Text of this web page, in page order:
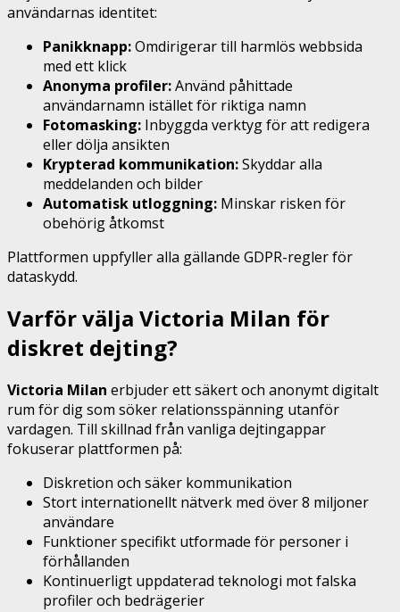
användarnas identitet:
Panikknapp:Omdirigerar till harmlös webbsida
med ett klick
Anonyma profiler:Använd påhittade
användarnamn istället för riktiga namn
Fotomasking: Inbyggda verktyg för att redigera
eller dölja ansikten
Krypterad kommunikation:Skyddar alla
meddelanden och bilder
Automatisk utloggning: Minskar risken för
obehörig åtkomst
Plattformen uppfyller alla gällande GDPR-regler för
dataskydd.
Varför välja Victoria Milan för
diskret dejting?
Victoria Milan erbjuder ett säkert och anonymt digitalt
rum för dig som söker relationsspänning utanför
vardagen. Till skillnad från vanliga dejtingappar
fokuserar plattformen på:
Diskretion och säker kommunikation
Stort internationellt nätverk med över 8 miljoner
användare
Funktioner specifikt utformade för personer i
förhållanden
Kontinuerligt uppdaterad teknologi mot falska
profiler och bedrägerier